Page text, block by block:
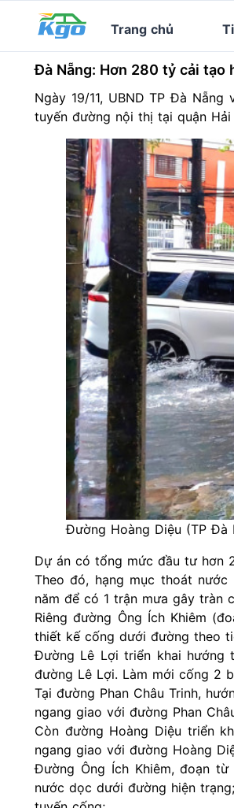
Trang chủ
Đà Nẵng: Hơn 280 tỷ cải tạo
Ngày 19/11, UBND TP Đà
tuyến đường nội thị tại quận Hải
Đường Hoàng Diệu (TP Đà
Dự án có tổng mức đầu tư hơn
Theo đó, hạng mục thoát
năm để có 1 trận mưa gây tràn
Riêng đường Ông Ích Khiêm
thiết kế cống dưới đường theo
Đường Lê Lợi triển khai hướng
đường Lê Lợi. Làm mới cống 2
Tại đường Phan Châu Trinh,
ngang giao với đường Phan
Còn đường Hoàng Diệu triển
ngang giao với đường Hoàng
Đường Ông Ích Khiêm, đoạn
nước dọc dưới đường hiện